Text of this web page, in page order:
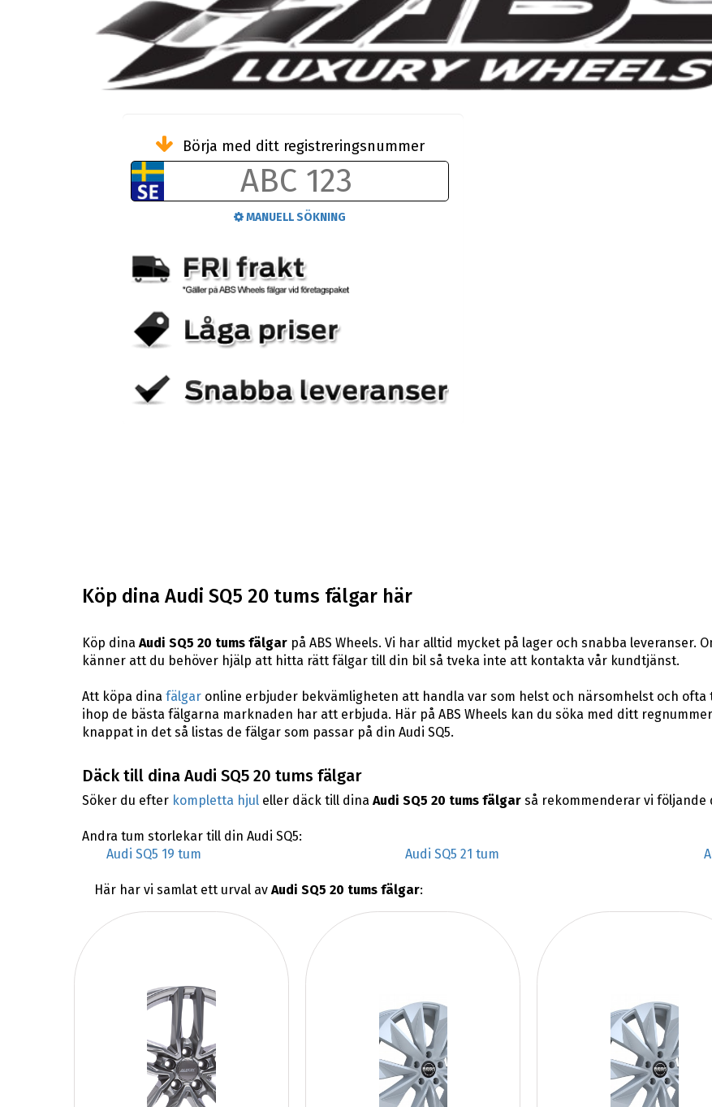
Börja med ditt registreringsnummer
MANUELL SÖKNING
Köp dina Audi SQ5 20 tums fälgar här
Köp dina Audi SQ5 20 tums fälgarpå ABS Wheels. Vi har alltid mycket på lager och snabba leveranser.
känner att du behöver hjälp att hitta rätt fälgar till din bil så tveka inte att kontakta vår kundtjänst.
Att köpa dina fälgaronline erbjuder bekvämligheten att handla var som helst och närsomhelst och ofta
ihop de bästa fälgarna marknaden har att erbjuda. Här på ABS Wheels kan du söka med ditt
knappat in det så listas de fälgar som passar på din Audi SQ5.
Däck till dina Audi SQ5 20 tums fälgar
Söker du efter kompletta hjuleller däck till dina Audi SQ5 20 tums fälgarså rekommenderar vi följande
Andra tum storlekar till din Audi SQ5:
Audi SQ5 19 tum
Audi SQ5 21 tum
Här har vi samlat ett urval av Audi SQ5 20 tums fälgar: